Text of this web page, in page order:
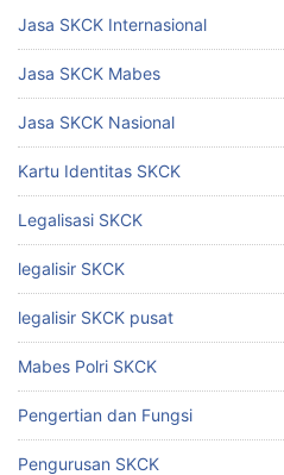
Jasa SKCK Internasional
Jasa SKCK Mabes
Jasa SKCK Nasional
Kartu Identitas SKCK
Legalisasi SKCK
legalisir SKCK
legalisir SKCK pusat
Mabes Polri SKCK
Pengertian dan Fungsi
Pengurusan SKCK